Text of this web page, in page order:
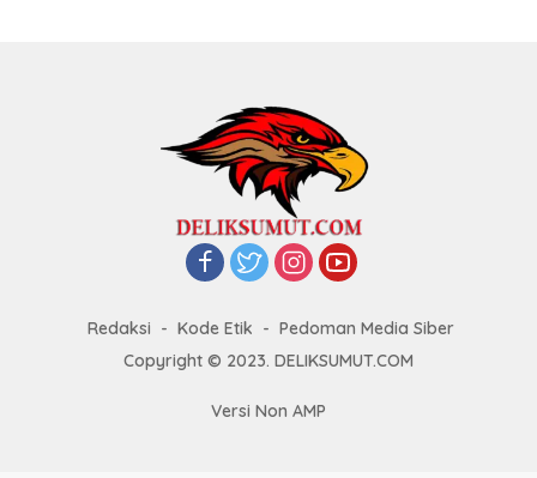
Redaksi Kode Etik
Pedoman Media Siber
Copyright © 2023. DELIKSUMUT.COM
Versi Non AMP